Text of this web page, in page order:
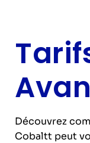
Découvrez
Cobaltt peut